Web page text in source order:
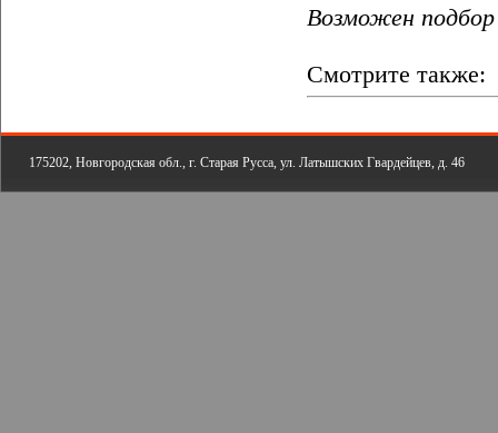
Возможен
Смотрите также:
175202, Новгородская обл., г. Старая Русса, ул. Латышских Гвардейцев, д. 46